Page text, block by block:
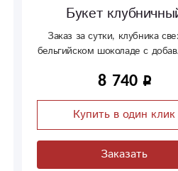
Букет
Заказ за сутки, клубника
бельгийском шоколаде с
8 740
Купить в один клик
Заказать